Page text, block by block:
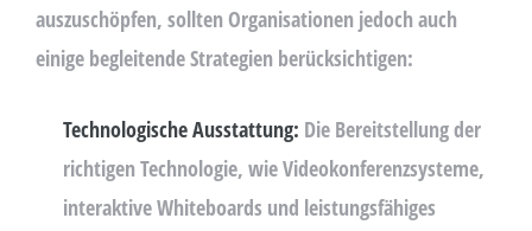
auszuschöpfen, sollten Organisationen jedoch auch
einige begleitende Strategien berücksichtigen:
Technologische Ausstattung: Die Bereitstellung der
richtigen Technologie, wie Videokonferenzsysteme,
interaktive Whiteboards und leistungsfähiges